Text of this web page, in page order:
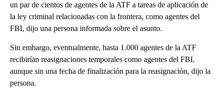
un par de cientos de agentes de la ATF a tareas de aplicación de
la ley criminal relacionadas con la frontera, como agentes del
FBI, dijo una persona informada sobre el asunto.
Sin embargo, eventualmente, hasta 1.000 agentes de la ATF
recibirían reasignaciones temporales como agentes del FBI,
aunque sin una fecha de finalización para la reasignación, dijo la
persona.